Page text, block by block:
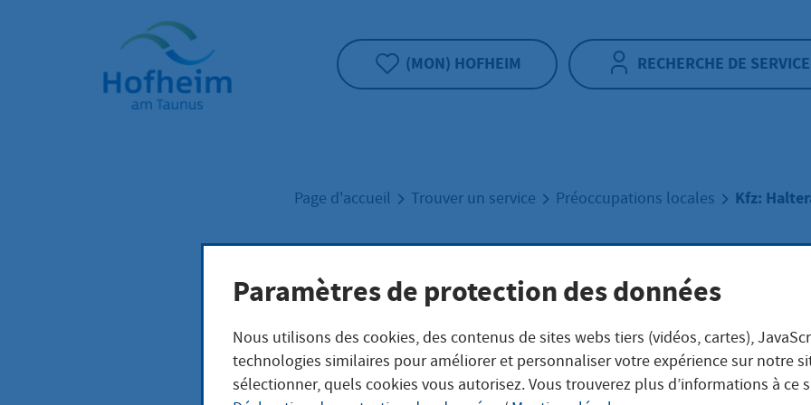
Accueil"
(MON) HOFHEIM RECHERCHE DE
Page d'accueil Trouver un service Préoccupations locales Kfz:
Kfz: Halteranfrage
Leistungsbeschreibung
Paramètres de protection des données
Nous utilisons des cookies, des contenus de sites webs tiers (vidéos, cartes),
technologies similaires pour améliorer et personnaliser votre expérience sur notre
sélectionner, quels cookies vous autorisez. Vous trouverez plus d’informations à ce